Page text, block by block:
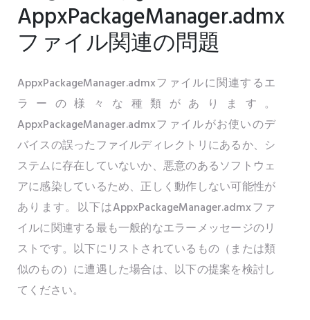
AppxPackageManager.admx
ファイル関連の問題
AppxPackageManager.admxファイルに関連するエ
ラーの様々な種類があります。
AppxPackageManager.admxファイルがお使いのデ
バイスの誤ったファイルディレクトリにあるか、シ
ステムに存在していないか、悪意のあるソフトウェ
アに感染しているため、正しく動作しない可能性が
あります。以下はAppxPackageManager.admxファ
イルに関連する最も一般的なエラーメッセージのリ
ストです。以下にリストされているもの（または類
似のもの）に遭遇した場合は、以下の提案を検討し
てください。